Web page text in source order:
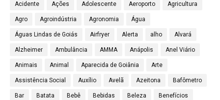
Acidente Ações Adolescente Aeroporto Agricultura
Agro Agroindústria Agronomia Água
Águas Lindas de Goiás Airfryer Alerta alho Alvará
Alzheimer Ambulância AMMA Anápolis Anel Viário
Animais Animal Aparecida de Goiânia Arte
Assistência Social Auxílio Avelã Azeitona Bafômetro
Bar Batata Bebê Bebidas Beleza Benefícios